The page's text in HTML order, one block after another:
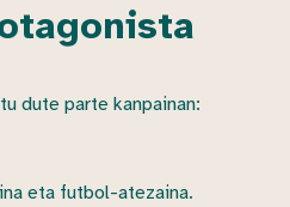
dute parte kanpainan:
eta futbol-atezaina.